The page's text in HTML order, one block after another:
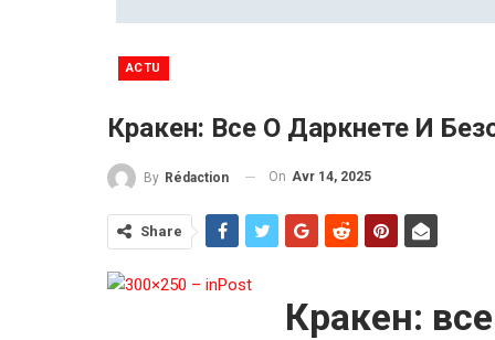
ACTU
Кракен: Все О Даркнете И
By Rédaction On Avr 14, 2025
Share
Кракен: